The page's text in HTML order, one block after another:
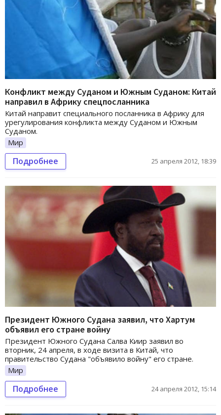
Конфликт между Суданом и Южным Суданом: Китай
направил в Африку спецпосланника
Китай направит специального посланника в Африку для
урегулирования конфликта между Суданом и Южным
Суданом.
Мир
Подробнее 25 апреля 2012, 18:39
Президент Южного Судана заявил, что Хартум
объявил его стране войну
Президент Южного Судана Салва Киир заявил во
вторник, 24 апреля, в ходе визита в Китай, что
правительство Судана "объявило войну" его стране.
Мир
Подробнее 24 апреля 2012, 15:14